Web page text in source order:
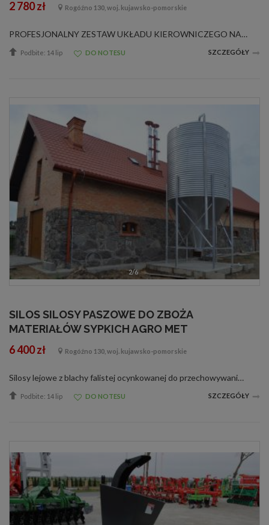
2 780 zł Rogóźno 130, woj. kujawsko-pomorskie
PROFESJONALNY ZESTAW UKŁADU KIEROWNICZEGO NA ORBITROL C-360 C-355 Z NAPĘDEM Z WAŁU KORBOWEGOW skład zestawu wchodzą między innymi:1. Wzmacniany cylinder hydrauliczny dwustronnego działania wraz z główkami. 2. Wspornik mocowanie cylindra do kor...
Podbite: 14 lip DO NOTESU SZCZEGÓŁY
2/6
SILOS SILOSY PASZOWE DO ZBOŻA
MATERIAŁÓW SYPKICH AGRO MET
6 400 zł Rogóźno 130, woj. kujawsko-pomorskie
Silosy lejowe z blachy falistej ocynkowanej do przechowywania pasz granulowanych i sypkich. Konstrukcja silosu paszowego pozwala na całkowite pneumatyczne napełnienie oraz bezproblemowe jego opróżnienie bez konieczności wykonywania jakichkolwiek p...
Podbite: 14 lip DO NOTESU SZCZEGÓŁY